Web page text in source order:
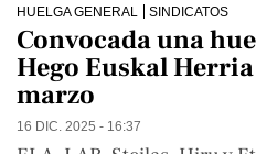
HUELGA GENERAL SINDICATOS
Convocada una
Hego Euskal
marzo
16 DIC. 2025 - 16:37